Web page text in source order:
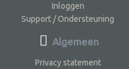
Inloggen
Support / Ondersteuning
Algemeen
Privacy statement